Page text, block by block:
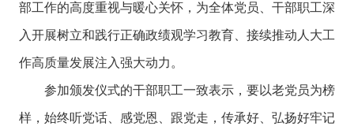
部工作的高度重视与暖心关怀，为全体党员、干部职工深
入开展树立和践行正确政绩观学习教育、接续推动人大工
作高质量发展注入强大动力。
参加颁发仪式的干部职工一致表示，要以老党员为榜
样，始终听党话、感党恩、跟党走，传承好、弘扬好牢记